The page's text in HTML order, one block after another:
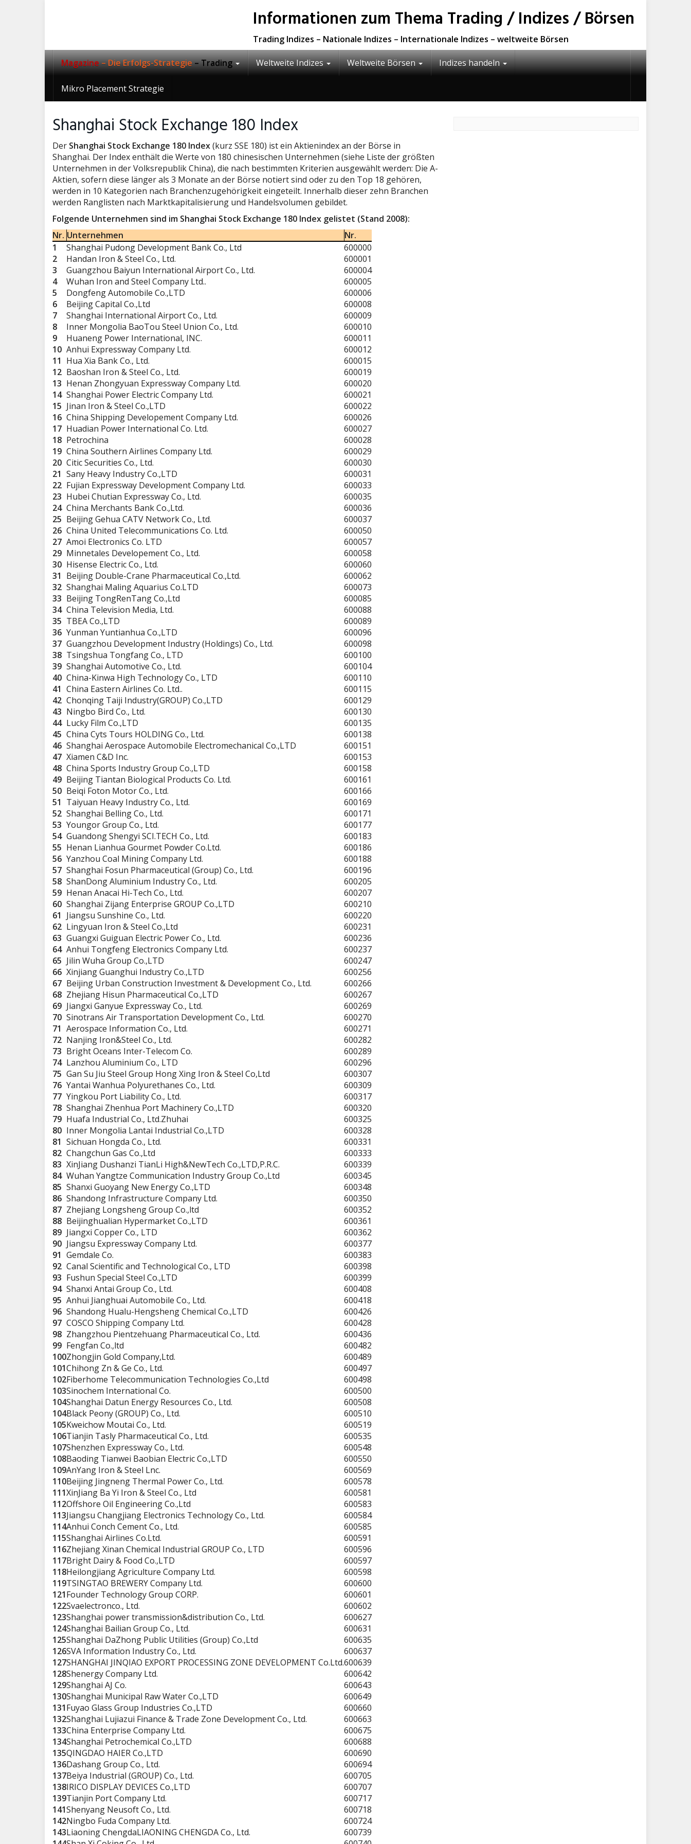
Informationen zum Thema Trading / Indizes / Börsen
Trading Indizes – Nationale Indizes – Internationale Indizes – weltweite Börsen
Magazine– Die Erfolgs-Strategie– Trading Weltweite Indizes Weltweite Börsen Indizes handeln
Mikro Placement Strategie
Shanghai Stock Exchange 180 Index
Der Shanghai Stock Exchange 180 Index(kurz SSE 180) ist ein Aktienindex an der Börse in
Shanghai. Der Index enthält die Werte von 180 chinesischen Unternehmen (siehe Liste der größten
Unternehmen in der Volksrepublik China), die nach bestimmten Kriterien ausgewählt werden: Die A-
Aktien, sofern diese länger als 3 Monate an der Börse notiert sind oder zu den Top 18 gehören,
werden in 10 Kategorien nach Branchenzugehörigkeit eingeteilt. Innerhalb dieser zehn Branchen
werden Ranglisten nach Marktkapitalisierung und Handelsvolumen gebildet.
Folgende Unternehmen sind im Shanghai Stock Exchange 180 Index gelistet (Stand 2008):
Nr. Unternehmen
Nr.
1
Shanghai Pudong Development Bank Co., Ltd
600000
2
Handan Iron & Steel Co., Ltd.
600001
3
Guangzhou Baiyun International Airport Co., Ltd.
600004
4
Wuhan Iron and Steel Company Ltd..
600005
5
Dongfeng Automobile Co.,LTD
600006
6
Beijing Capital Co.,Ltd
600008
7
Shanghai International Airport Co., Ltd.
600009
8
Inner Mongolia BaoTou Steel Union Co., Ltd.
600010
9
Huaneng Power International, INC.
600011
10 Anhui Expressway Company Ltd.
600012
11 Hua Xia Bank Co., Ltd.
600015
12 Baoshan Iron & Steel Co., Ltd.
600019
13 Henan Zhongyuan Expressway Company Ltd.
600020
14 Shanghai Power Electric Company Ltd.
600021
15 Jinan Iron & Steel Co.,LTD
600022
16 China Shipping Developement Company Ltd.
600026
17 Huadian Power International Co. Ltd.
600027
18 Petrochina
600028
19 China Southern Airlines Company Ltd.
600029
20 Citic Securities Co., Ltd.
600030
21 Sany Heavy Industry Co.,LTD
600031
22 Fujian Expressway Development Company Ltd.
600033
23 Hubei Chutian Expressway Co., Ltd.
600035
24 China Merchants Bank Co.,Ltd.
600036
25 Beijing Gehua CATV Network Co., Ltd.
600037
26 China United Telecommunications Co. Ltd.
600050
27 Amoi Electronics Co. LTD
600057
29 Minnetales Developement Co., Ltd.
600058
30 Hisense Electric Co., Ltd.
600060
31 Beijing Double-Crane Pharmaceutical Co.,Ltd.
600062
32 Shanghai Maling Aquarius Co.LTD
600073
33 Beijing TongRenTang Co.,Ltd
600085
34 China Television Media, Ltd.
600088
35 TBEA Co.,LTD
600089
36 Yunman Yuntianhua Co.,LTD
600096
37 Guangzhou Development Industry (Holdings) Co., Ltd.
600098
38 Tsingshua Tongfang Co., LTD
600100
39 Shanghai Automotive Co., Ltd.
600104
40 China-Kinwa High Technology Co., LTD
600110
41 China Eastern Airlines Co. Ltd..
600115
42 Chonqing Taiji Industry(GROUP) Co.,LTD
600129
43 Ningbo Bird Co., Ltd.
600130
44 Lucky Film Co.,LTD
600135
45 China Cyts Tours HOLDING Co., Ltd.
600138
46 Shanghai Aerospace Automobile Electromechanical Co.,LTD
600151
47 Xiamen C&D Inc.
600153
48 China Sports Industry Group Co.,LTD
600158
49 Beijing Tiantan Biological Products Co. Ltd.
600161
50 Beiqi Foton Motor Co., Ltd.
600166
51 Taiyuan Heavy Industry Co., Ltd.
600169
52 Shanghai Belling Co., Ltd.
600171
53 Youngor Group Co., Ltd.
600177
54 Guandong Shengyi SCI.TECH Co., Ltd.
600183
55 Henan Lianhua Gourmet Powder Co.Ltd.
600186
56 Yanzhou Coal Mining Company Ltd.
600188
57 Shanghai Fosun Pharmaceutical (Group) Co., Ltd.
600196
58 ShanDong Aluminium Industry Co., Ltd.
600205
59 Henan Anacai Hi-Tech Co., Ltd.
600207
60 Shanghai Zijang Enterprise GROUP Co.,LTD
600210
61 Jiangsu Sunshine Co., Ltd.
600220
62 Lingyuan Iron & Steel Co.,Ltd
600231
63 Guangxi Guiguan Electric Power Co., Ltd.
600236
64 Anhui Tongfeng Electronics Company Ltd.
600237
65 Jilin Wuha Group Co.,LTD
600247
66 Xinjiang Guanghui Industry Co.,LTD
600256
67 Beijing Urban Construction Investment & Development Co., Ltd.
600266
68 Zhejiang Hisun Pharmaceutical Co.,LTD
600267
69 Jiangxi Ganyue Expressway Co., Ltd.
600269
70 Sinotrans Air Transportation Development Co., Ltd.
600270
71 Aerospace Information Co., Ltd.
600271
72 Nanjing Iron&Steel Co., Ltd.
600282
73 Bright Oceans Inter-Telecom Co.
600289
74 Lanzhou Aluminium Co., LTD
600296
75 Gan Su Jiu Steel Group Hong Xing Iron & Steel Co,Ltd
600307
76 Yantai Wanhua Polyurethanes Co., Ltd.
600309
77 Yingkou Port Liability Co., Ltd.
600317
78 Shanghai Zhenhua Port Machinery Co.,LTD
600320
79 Huafa Industrial Co., Ltd.Zhuhai
600325
80 Inner Mongolia Lantai Industrial Co.,LTD
600328
81 Sichuan Hongda Co., Ltd.
600331
82 Changchun Gas Co.,Ltd
600333
83 XinJiang Dushanzi TianLi High&NewTech Co.,LTD,P.R.C.
600339
84 Wuhan Yangtze Communication Industry Group Co.,Ltd
600345
85 Shanxi Guoyang New Energy Co.,LTD
600348
86 Shandong Infrastructure Company Ltd.
600350
87 Zhejiang Longsheng Group Co.,ltd
600352
88 Beijinghualian Hypermarket Co.,LTD
600361
89 Jiangxi Copper Co., LTD
600362
90 Jiangsu Expressway Company Ltd.
600377
91 Gemdale Co.
600383
92 Canal Scientific and Technological Co., LTD
600398
93 Fushun Special Steel Co.,LTD
600399
94 Shanxi Antai Group Co., Ltd.
600408
95 Anhui Jianghuai Automobile Co., Ltd.
600418
96 Shandong Hualu-Hengsheng Chemical Co.,LTD
600426
97 COSCO Shipping Company Ltd.
600428
98 Zhangzhou Pientzehuang Pharmaceutical Co., Ltd.
600436
99 Fengfan Co.,ltd
600482
100Zhongjin Gold Company,Ltd.
600489
101Chihong Zn & Ge Co., Ltd.
600497
102Fiberhome Telecommunication Technologies Co.,Ltd
600498
103Sinochem International Co.
600500
104Shanghai Datun Energy Resources Co., Ltd.
600508
104Black Peony (GROUP) Co., Ltd.
600510
105Kweichow Moutai Co., Ltd.
600519
106Tianjin Tasly Pharmaceutical Co., Ltd.
600535
107Shenzhen Expressway Co., Ltd.
600548
108Baoding Tianwei Baobian Electric Co.,LTD
600550
109AnYang Iron & Steel Lnc.
600569
110Beijing Jingneng Thermal Power Co., Ltd.
600578
111XinJiang Ba Yi Iron & Steel Co., Ltd
600581
112Offshore Oil Engineering Co.,Ltd
600583
113Jiangsu Changjiang Electronics Technology Co., Ltd.
600584
114Anhui Conch Cement Co., Ltd.
600585
115Shanghai Airlines Co.Ltd.
600591
116Zhejiang Xinan Chemical Industrial GROUP Co., LTD
600596
117Bright Dairy & Food Co.,LTD
600597
118Heilongjiang Agriculture Company Ltd.
600598
119TSINGTAO BREWERY Company Ltd.
600600
121Founder Technology Group CORP.
600601
122Svaelectronco., Ltd.
600602
123Shanghai power transmission&distribution Co., Ltd.
600627
124Shanghai Bailian Group Co., Ltd.
600631
125Shanghai DaZhong Public Utilities (Group) Co.,Ltd
600635
126SVA Information Industry Co., Ltd.
600637
127SHANGHAI JINQIAO EXPORT PROCESSING ZONE DEVELOPMENT Co.Ltd.600639
128Shenergy Company Ltd.
600642
129Shanghai AJ Co.
600643
130Shanghai Municipal Raw Water Co.,LTD
600649
131Fuyao Glass Group Industries Co.,LTD
600660
132Shanghai Lujiazui Finance & Trade Zone Development Co., Ltd.
600663
133China Enterprise Company Ltd.
600675
134Shanghai Petrochemical Co.,LTD
600688
135QINGDAO HAIER Co.,LTD
600690
136Dashang Group Co., Ltd.
600694
137Beiya Industrial (GROUP) Co., Ltd.
600705
138IRICO DISPLAY DEVICES Co.,LTD
600707
139Tianjin Port Company Ltd.
600717
141Shenyang Neusoft Co., Ltd.
600718
142Ningbo Fuda Company Ltd.
600724
143Liaoning ChengdaLIAONING CHENGDA Co., Ltd.
600739